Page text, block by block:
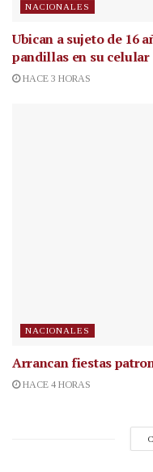
NACIONALES
Ubican a sujeto de 16
pandillas en su celular
HACE 3 HORAS
NACIONALES
Arrancan fiestas
HACE 4 HORAS